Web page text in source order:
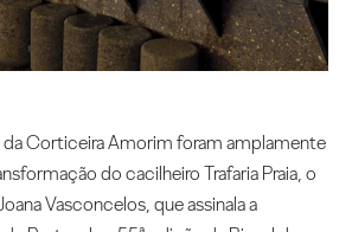
Corticeira Amorim foram amplamente
do cacilheiro Trafaria Praia, o
Vasconcelos, que assinala a